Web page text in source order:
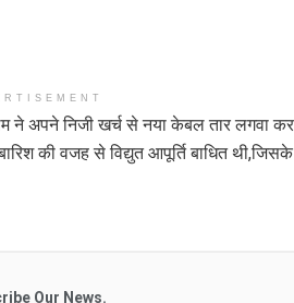
ने अपने निजी खर्च से नया केबल तार लगवा
की वजह से विद्युत आपूर्ति बाधित थी,जिसके
Our News.